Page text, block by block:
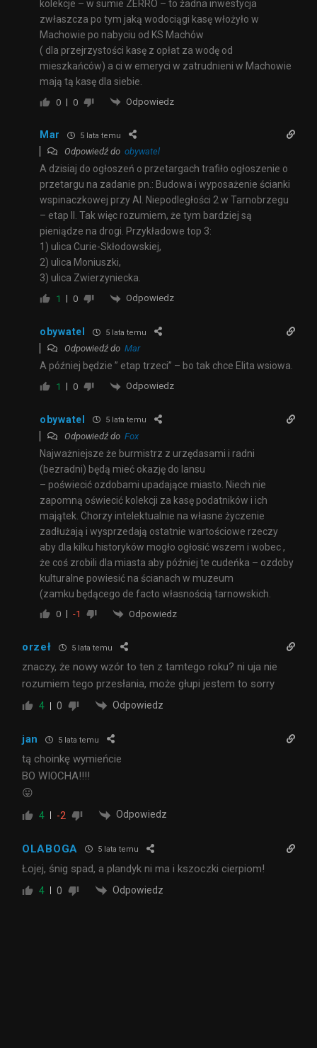
kolekcje – w sumie ZERRO – to żadna inwestycja
zwłaszcza po tym jaką wodociągi kasę włożyło w
Machowie po nabyciu od KS Machów
( dla przejrzystości kasę z opłat za wodę od
mieszkańców) a ci w emeryci w zatrudnieni w Machowie
mają tą kasę dla siebie.
0 0 Odpowiedz
Mar 5 lata temu
Odpowiedź do obywatel
A dzisiaj do ogłoszeń o przetargach trafiło ogłoszenie o
przetargu na zadanie pn.: Budowa i wyposażenie ścianki
wspinaczkowej przy Al. Niepodległości 2 w Tarnobrzegu
– etap II. Tak więc rozumiem, że tym bardziej są
pieniądze na drogi. Przykładowe top 3:
1) ulica Curie-Skłodowskiej,
2) ulica Moniuszki,
3) ulica Zwierzyniecka.
1 0 Odpowiedz
obywatel 5 lata temu
Odpowiedź do Mar
A później będzie ” etap trzeci” – bo tak chce Elita wsiowa.
1 0 Odpowiedz
obywatel 5 lata temu
Odpowiedź do Fox
Najważniejsze że burmistrz z urzędasami i radni
(bezradni) będą mieć okazję do lansu
– poświecić ozdobami upadające miasto. Niech nie
zapomną oświecić kolekcji za kasę podatników i ich
majątek. Chorzy intelektualnie na własne życzenie
zadłużają i wysprzedają ostatnie wartościowe rzeczy
aby dla kilku historyków mogło ogłosić wszem i wobec ,
że coś zrobili dla miasta aby później te cudeńka – ozdoby
kulturalne powiesić na ścianach w muzeum
(zamku będącego de facto własnością tarnowskich.
0 -1 Odpowiedz
orzeł 5 lata temu
znaczy, że nowy wzór to ten z tamtego roku? ni uja nie
rozumiem tego przesłania, może głupi jestem to sorry
4 0 Odpowiedz
jan 5 lata temu
tą choinkę wymieńcie
BO WIOCHA!!!!
😛
4 -2 Odpowiedz
OLABOGA 5 lata temu
Łojej, śnig spad, a plandyk ni ma i kszoczki cierpiom!
4 0 Odpowiedz